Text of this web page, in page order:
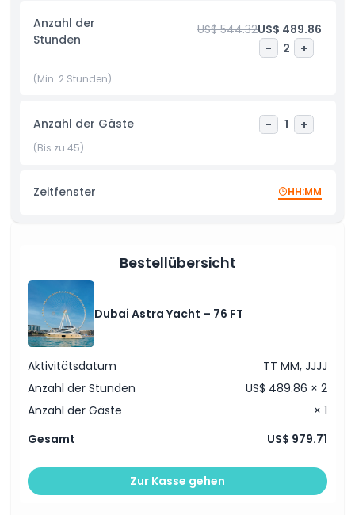
professioneller Kapitän und die Crew sorgen für eine
sichere, reibungslose und unvergessliche Kreuzfahrt. Die
Gäste können ihr Erlebnis außerdem mit Catering-
Getränken individuell gestalten, wodurch jede
Geburtstag feiern, ein Firmenevent ausrichten oder eine
Sonnenuntergangsfahrt genießen – die Dubai Astra 76 FT
Yacht bietet ein unvergessliches Yacht-Erlebnis vor der
Inklusivleistungen
Dinge, die Sie wissen sollten
Kleiderordnung
Stornierungsbedingungen
Anzahl der
Stunden
US$ 544.32US$ 489.86
-
2 +
(Min. 2 Stunden)
Anzahl der Gäste - 1 +
(Bis zu 45)
Zeitfenster HH:MM
Bestellübersicht
Dubai Astra Yacht – 76 FT
Aktivitätsdatum
TT MM, JJJJ
Anzahl der Stunden
US$ 489.86 × 2
Anzahl der Gäste
× 1
Gesamt
US$ 979.71
Zur Kasse gehen